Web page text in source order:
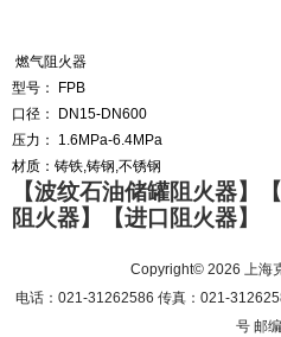
燃气阻火器
型号：
FPB
口径：
DN15-DN600
压力：
1.6MPa-6.4MPa
材质： 铸铁,铸钢,不锈钢
【波纹石油储罐阻火器】
阻火器】【进口阻火器】
Copyright© 2026 上海
电话：021-31262586 传真：021-
号 邮编